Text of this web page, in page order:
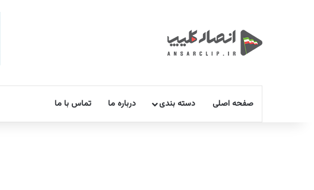
صفحه اصلی دسته بندی درباره ما تماس با ما